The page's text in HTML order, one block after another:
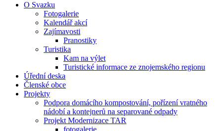
O Svazku
Fotogalerie
Kalendář akcí
Zajímavosti
Pranostiky
Turistika
Kam na výlet
Turistické informace ze znojemského regionu
Úřední deska
Členské obce
Projekty
Podpora domácího kompostování, pořízení vratného
nádobí a kontejnerů na separované odpady
Projekt Modernizace TAR
fotogalerie